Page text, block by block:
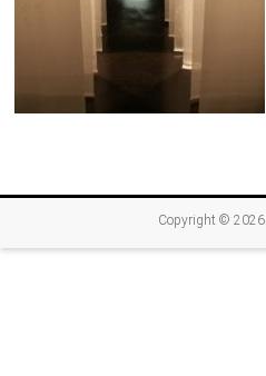
Copyright © 2026